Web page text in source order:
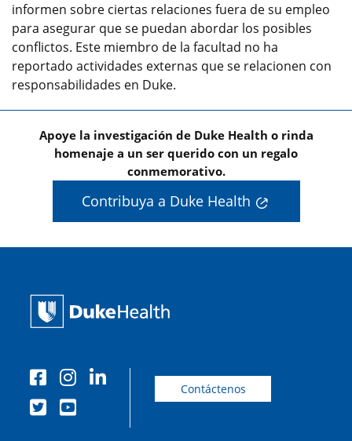
informen sobre ciertas relaciones fuera de su empleo
para asegurar que se puedan abordar los posibles
conflictos. Este miembro de la facultad no ha
reportado actividades externas que se relacionen con
responsabilidades en Duke.
Apoye la investigación de Duke Health o rinda
homenaje a un ser querido con un regalo
conmemorativo.
Contribuya a Duke Health
Contáctenos